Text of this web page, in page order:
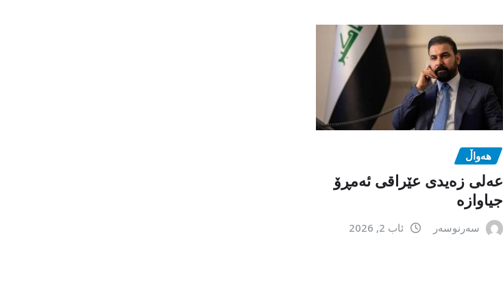
هەواڵ
عەلی زەیدی عێراقی ئەمڕۆ
جیاوازە
سەرنوسەر ئاب 2, 2026